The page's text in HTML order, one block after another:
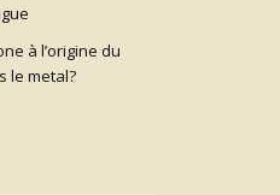
à l’origine du
le metal?